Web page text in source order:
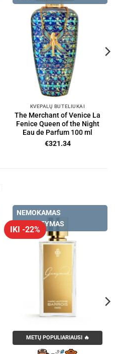
KVEPALŲ BUTELIUKAI
The Merchant of Venice La
Fenice Queen of the Night
Eau de Parfum 100 ml
€321.34
IKI -22%
NEMOKAMAS
PRISTATYMAS
METŲ POPULIARIAUSI 🔥